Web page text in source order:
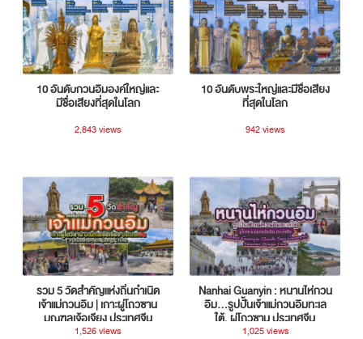
10 อันดับกวนอิมองค์ใหญ่และ
มีชื่อเสียงที่สุดในโลก
2,843 views
10 อันดับพระใหญ่และมีชื่อเสียง
ที่สุดในโลก
942 views
รวม 5 วัดสำคัญแห่งถิ่นกำเนิด
เจ้าแม่กวนอิม | เกาะผู่โถวซาน
มณฑลเจ้อเจียง ประเทศจีน
1,526 views
Nanhai Guanyin : หนานไห่กวน
อิม...รูปปั้นเจ้าแม่กวนอิมทะเล
ใต้, ผู่โถวซาน ประเทศจีน
1,025 views